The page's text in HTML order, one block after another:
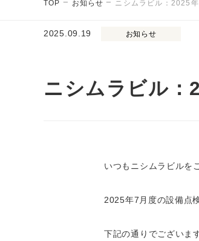
TOP お知らせ ニシムラビル：2025
ニシムラビル：
2025.09.19 お知らせ
いつもニシムラビルを
2025年7月度の設備点
下記の通りでございます